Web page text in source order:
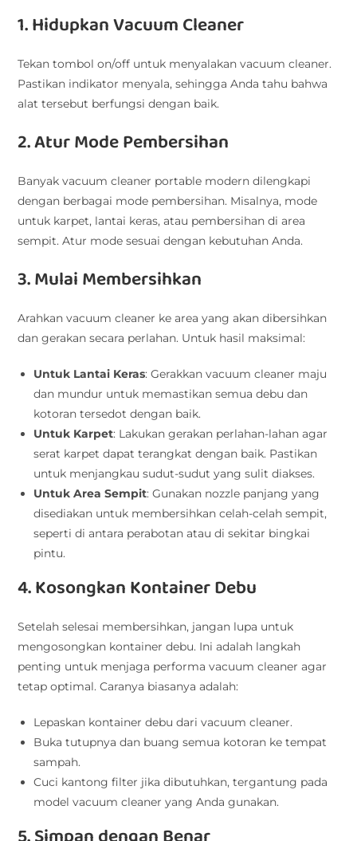
1. Hidupkan Vacuum Cleaner
Tekan tombol on/off untuk menyalakan vacuum cleaner.
Pastikan indikator menyala, sehingga Anda tahu bahwa
alat tersebut berfungsi dengan baik.
2. Atur Mode Pembersihan
Banyak vacuum cleaner portable modern dilengkapi
dengan berbagai mode pembersihan. Misalnya, mode
untuk karpet, lantai keras, atau pembersihan di area
sempit. Atur mode sesuai dengan kebutuhan Anda.
3. Mulai Membersihkan
Arahkan vacuum cleaner ke area yang akan dibersihkan
dan gerakan secara perlahan. Untuk hasil maksimal:
Untuk Lantai Keras: Gerakkan vacuum cleaner maju
dan mundur untuk memastikan semua debu dan
kotoran tersedot dengan baik.
Untuk Karpet: Lakukan gerakan perlahan-lahan agar
serat karpet dapat terangkat dengan baik. Pastikan
untuk menjangkau sudut-sudut yang sulit diakses.
Untuk Area Sempit: Gunakan nozzle panjang yang
disediakan untuk membersihkan celah-celah sempit,
seperti di antara perabotan atau di sekitar bingkai
pintu.
4. Kosongkan Kontainer Debu
Setelah selesai membersihkan, jangan lupa untuk
mengosongkan kontainer debu. Ini adalah langkah
penting untuk menjaga performa vacuum cleaner agar
tetap optimal. Caranya biasanya adalah:
Lepaskan kontainer debu dari vacuum cleaner.
Buka tutupnya dan buang semua kotoran ke tempat
sampah.
Cuci kantong filter jika dibutuhkan, tergantung pada
model vacuum cleaner yang Anda gunakan.